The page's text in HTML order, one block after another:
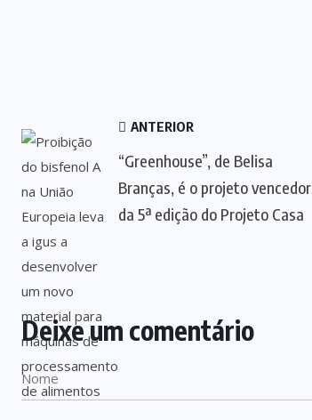
ANTERIOR
“Greenhouse”, de Belisa
Branças, é o projeto vencedor
da 5ª edição do Projeto Casa
Deixe um comentário